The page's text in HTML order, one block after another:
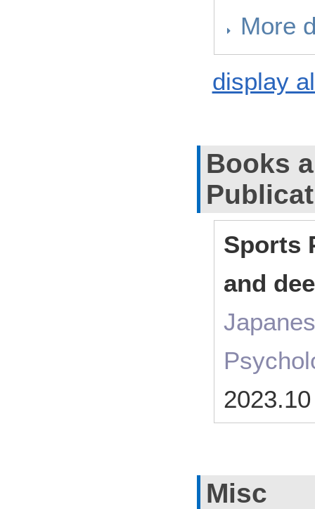
More
display
Books
Sports
and
Misc